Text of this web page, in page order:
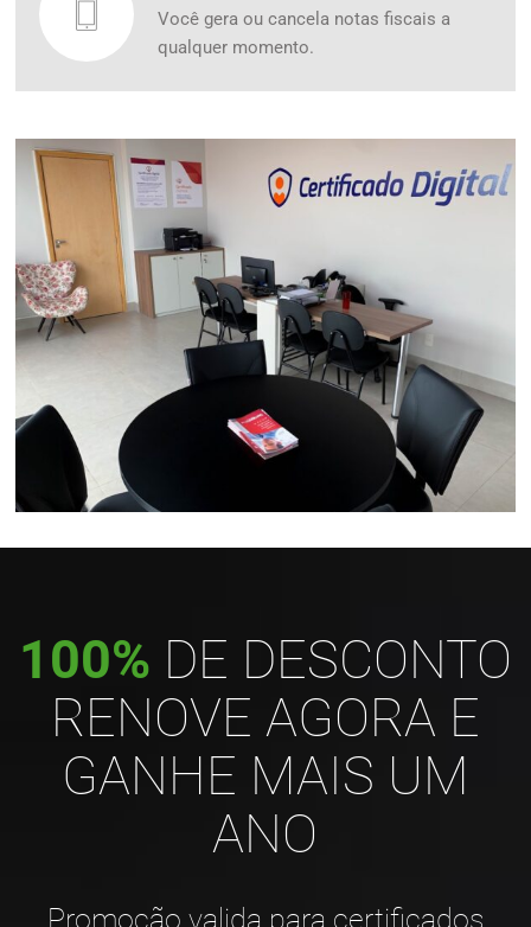
Emissão de Nota fiscais
Você gera ou cancela notas fiscais a
100%DE DESCONTO
RENOVE AGORA E
GANHE MAIS UM
ANO